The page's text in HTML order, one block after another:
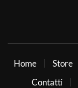
Home Store
Contatti